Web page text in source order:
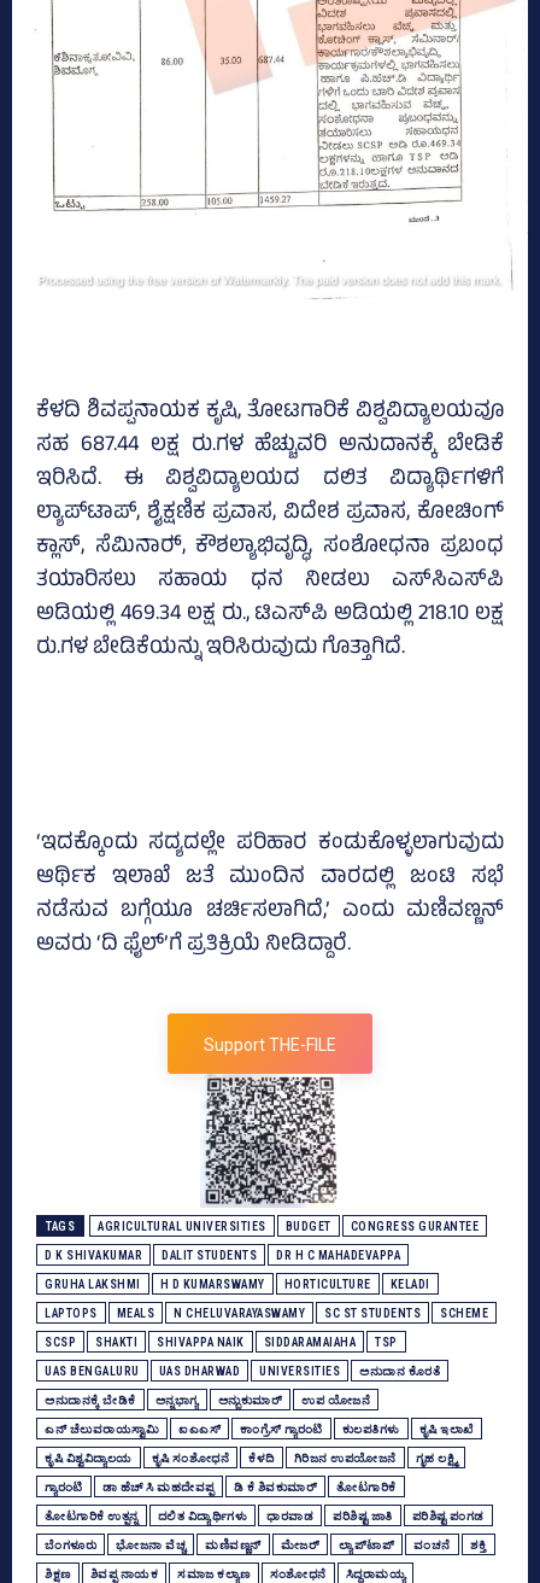
ಕೆಳದಿ ಶಿವಪ್ಪನಾಯಕ ಕೃಷಿ, ತೋಟಗಾರಿಕೆ ವಿಶ್ವವಿದ್ಯಾಲಯವೂ
ಸಹ 687.44 ಲಕ್ಷ ರು.ಗಳ ಹೆಚ್ಚುವರಿ ಅನುದಾನಕ್ಕೆ ಬೇಡಿಕೆ
ಇರಿಸಿದೆ. ಈ ವಿಶ್ವವಿದ್ಯಾಲಯದ ದಲಿತ ವಿದ್ಯಾರ್ಥಿಗಳಿಗೆ
ಲ್ಯಾಪ್‌ಟಾಪ್‌, ಶೈಕ್ಷಣಿಕ ಪ್ರವಾಸ, ವಿದೇಶ ಪ್ರವಾಸ, ಕೋಚಿಂಗ್‌
ಕ್ಲಾಸ್‌, ಸೆಮಿನಾರ್‍‌, ಕೌಶಲ್ಯಾಭಿವೃದ್ಧಿ, ಸಂಶೋಧನಾ ಪ್ರಬಂಧ
ತಯಾರಿಸಲು ಸಹಾಯ ಧನ ನೀಡಲು ಎಸ್‌ಸಿಎಸ್‌ಪಿ
ಅಡಿಯಲ್ಲಿ 469.34 ಲಕ್ಷ ರು., ಟಿಎಸ್‌ಪಿ ಅಡಿಯಲ್ಲಿ 218.10 ಲಕ್ಷ
ರು.ಗಳ ಬೇಡಿಕೆಯನ್ನು ಇರಿಸಿರುವುದು ಗೊತ್ತಾಗಿದೆ.
‘ಇದಕ್ಕೊಂದು ಸದ್ಯದಲ್ಲೇ ಪರಿಹಾರ ಕಂಡುಕೊಳ್ಳಲಾಗುವುದು
ಆರ್ಥಿಕ ಇಲಾಖೆ ಜತೆ ಮುಂದಿನ ವಾರದಲ್ಲಿ ಜಂಟಿ ಸಭೆ
ನಡೆಸುವ ಬಗ್ಗೆಯೂ ಚರ್ಚಿಸಲಾಗಿದೆ,’ ಎಂದು ಮಣಿವಣ್ಣನ್‌
ಅವರು ‘ದಿ ಫೈಲ್‌’ಗೆ ಪ್ರತಿಕ್ರಿಯೆ ನೀಡಿದ್ದಾರೆ.
Support THE-FILE
TAGS AGRICULTURAL UNIVERSITIES BUDGET CONGRESS GURANTEE
D K SHIVAKUMAR DALIT STUDENTS DR H C MAHADEVAPPA
GRUHA LAKSHMI H D KUMARSWAMY HORTICULTURE KELADI
LAPTOPS MEALS N CHELUVARAYASWAMY SC ST STUDENTS SCHEME
SCSP SHAKTI SHIVAPPA NAIK SIDDARAMAIAHA TSP
UAS BENGALURU UAS DHARWAD UNIVERSITIES ಅನುದಾನ ಕೊರತೆ
ಅನುದಾನಕ್ಕೆ ಬೇಡಿಕೆ ಅನ್ನಭಾಗ್ಯ ಅನ್ಬುಕುಮಾರ್‍‌ ಉಪ ಯೋಜನೆ
ಎನ್‌ ಚೆಲುವರಾಯಸ್ವಾಮಿ ಐಎಎಸ್‌ ಕಾಂಗ್ರೆಸ್‌ ಗ್ಯಾರಂಟಿ ಕುಲಪತಿಗಳು ಕೃಷಿ ಇಲಾಖೆ
ಕೃಷಿ ವಿಶ್ವವಿದ್ಯಾಲಯ ಕೃಷಿ ಸಂಶೋಧನೆ ಕೆಳದಿ ಗಿರಿಜನ ಉಪಯೋಜನೆ ಗೃಹ ಲಕ್ಷ್ಮಿ
ಗ್ಯಾರಂಟಿ ಡಾ ಹೆಚ್‌ ಸಿ ಮಹದೇವಪ್ಪ ಡಿ ಕೆ ಶಿವಕುಮಾರ್ ತೋಟಗಾರಿಕೆ
ತೋಟಗಾರಿಕೆ ಉತ್ಪನ್ನ ದಲಿತ ವಿದ್ಯಾರ್ಥಿಗಳು ಧಾರವಾಡ ಪರಿಶಿಷ್ಟ ಜಾತಿ ಪರಿಶಿಷ್ಟ ಪಂಗಡ
ಬೆಂಗಳೂರು ಭೋಜನಾ ವೆಚ್ಚ ಮಣಿವಣ್ಣನ್‌ ಮೇಜರ್‍‌ ಲ್ಯಾಪ್‌ಟಾಪ್‌ ವಂಚನೆ ಶಕ್ತಿ
ಶಿಕ್ಷಣ ಶಿವಪ್ಪ ನಾಯಕ ಸಮಾಜ ಕಲ್ಯಾಣ ಸಂಶೋಧನೆ ಸಿದ್ದರಾಮಯ್ಯ